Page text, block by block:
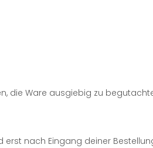
die Ware ausgiebig zu
erst nach Eingang deiner